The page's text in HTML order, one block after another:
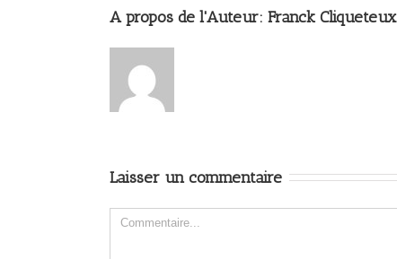
A propos de l'Auteur: Franck Cliqueteux
Laisser un commentaire